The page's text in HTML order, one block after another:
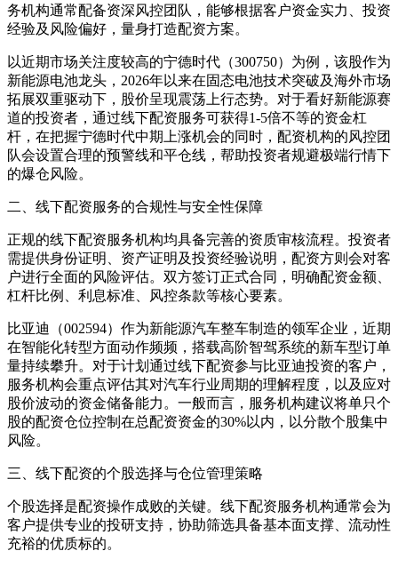
务机构通常配备资深风控团队，能够根据客户资金实力、投资
经验及风险偏好，量身打造配资方案。
以近期市场关注度较高的宁德时代（300750）为例，该股作为
新能源电池龙头，2026年以来在固态电池技术突破及海外市场
拓展双重驱动下，股价呈现震荡上行态势。对于看好新能源赛
道的投资者，通过线下配资服务可获得1-5倍不等的资金杠
杆，在把握宁德时代中期上涨机会的同时，配资机构的风控团
队会设置合理的预警线和平仓线，帮助投资者规避极端行情下
的爆仓风险。
二、线下配资服务的合规性与安全性保障
正规的线下配资服务机构均具备完善的资质审核流程。投资者
需提供身份证明、资产证明及投资经验说明，配资方则会对客
户进行全面的风险评估。双方签订正式合同，明确配资金额、
杠杆比例、利息标准、风控条款等核心要素。
比亚迪（002594）作为新能源汽车整车制造的领军企业，近期
在智能化转型方面动作频频，搭载高阶智驾系统的新车型订单
量持续攀升。对于计划通过线下配资参与比亚迪投资的客户，
服务机构会重点评估其对汽车行业周期的理解程度，以及应对
股价波动的资金储备能力。一般而言，服务机构建议将单只个
股的配资仓位控制在总配资资金的30%以内，以分散个股集中
风险。
三、线下配资的个股选择与仓位管理策略
个股选择是配资操作成败的关键。线下配资服务机构通常会为
客户提供专业的投研支持，协助筛选具备基本面支撑、流动性
充裕的优质标的。